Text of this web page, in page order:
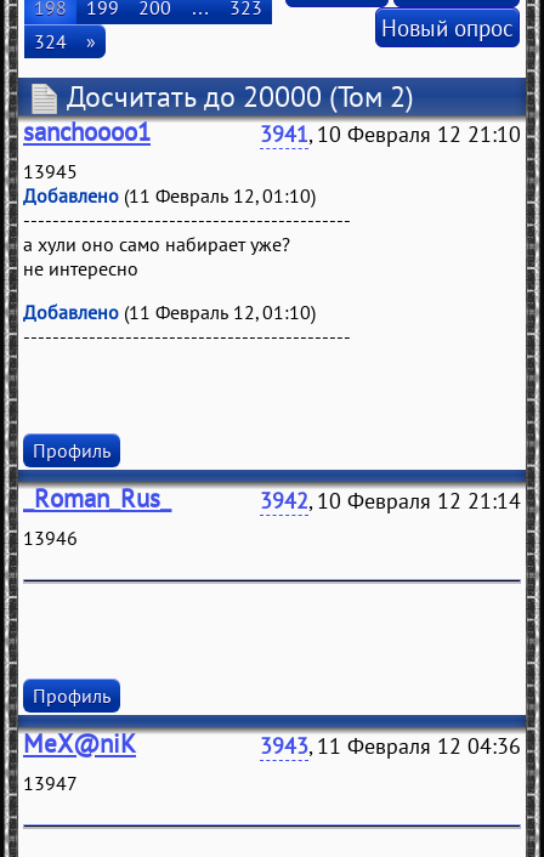
198
199 200 …
323
324
»
Новый опрос
Досчитать до 20000 (Том 2)
sanchoooo1 3941, 10 Февраля 12 21:10
13945
Добавлено (11 Февраль 12, 01:10)
---------------------------------------------
а хули оно само набирает уже?
не интересно
Добавлено (11 Февраль 12, 01:10)
---------------------------------------------
Профиль
_Roman_Rus_ 3942, 10 Февраля 12 21:14
13946
Профиль
MeX@niK 3943, 11 Февраля 12 04:36
13947